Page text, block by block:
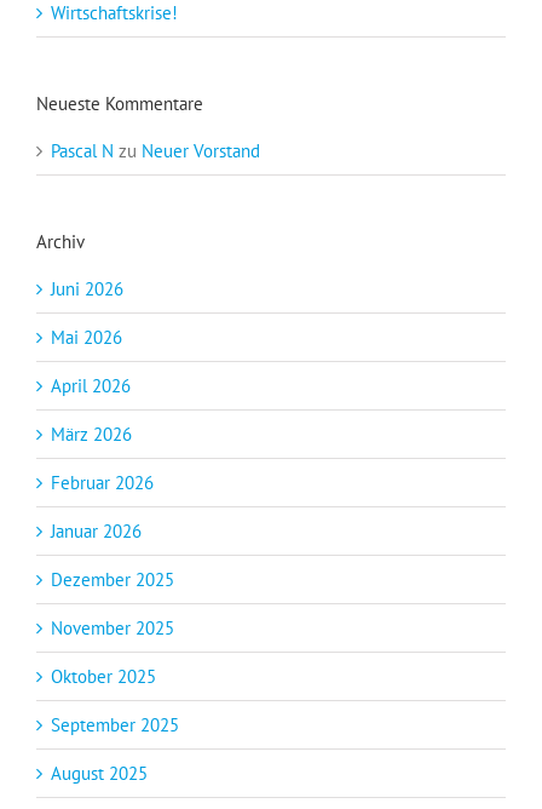
Wirtschaftskrise!
Neueste Kommentare
Pascal N zu Neuer Vorstand
Archiv
Juni 2026
Mai 2026
April 2026
März 2026
Februar 2026
Januar 2026
Dezember 2025
November 2025
Oktober 2025
September 2025
August 2025